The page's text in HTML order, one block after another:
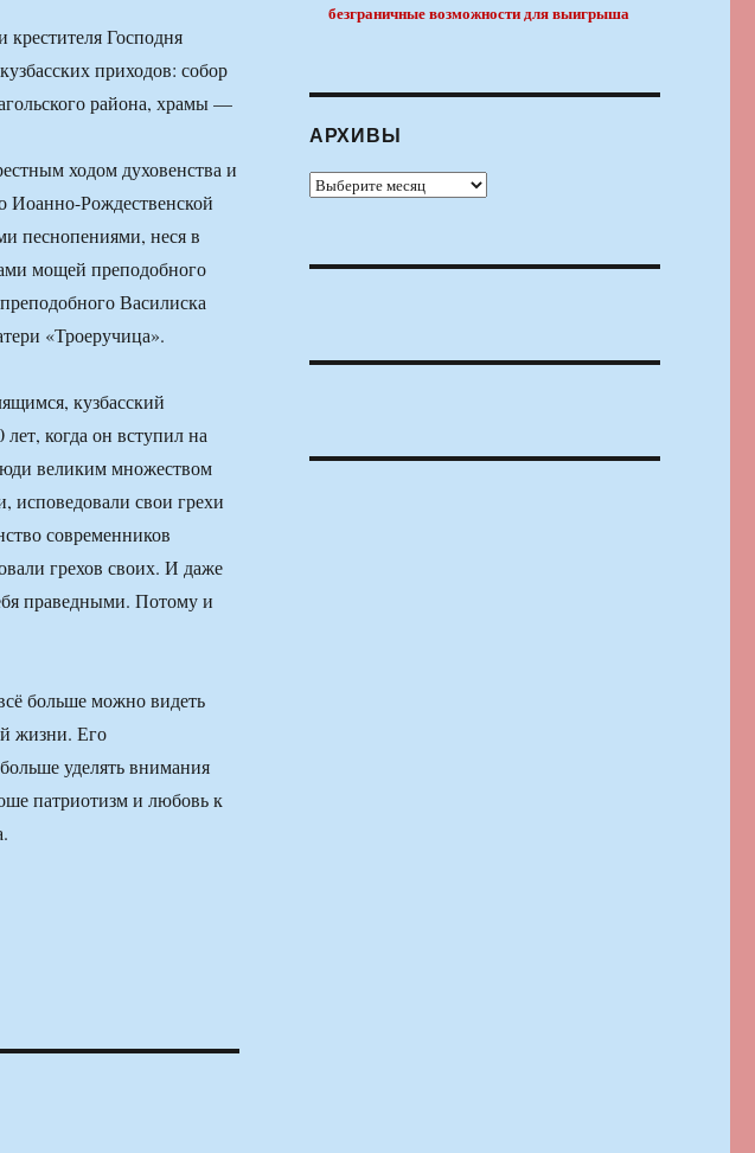
крестителя Господня
приходов: собор
района, храмы —
ходом духовенства и
Рождественской
песнопениями, неся в
мощей преподобного
Василиска
«Троеручица».
кузбасский
когда он вступил на
великим множеством
исповедовали свои грехи
современников
грехов своих. И даже
праведными. Потому и
больше можно видеть
жизни. Его
уделять внимания
патриотизм и любовь к
безграничные возможности для выигрыша
АРХИВЫ
Архивы